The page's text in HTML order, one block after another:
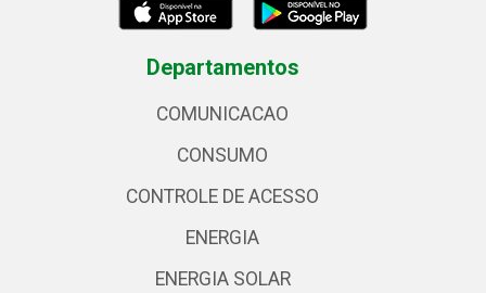
Departamentos
COMUNICACAO
CONSUMO
CONTROLE DE ACESSO
ENERGIA
ENERGIA SOLAR